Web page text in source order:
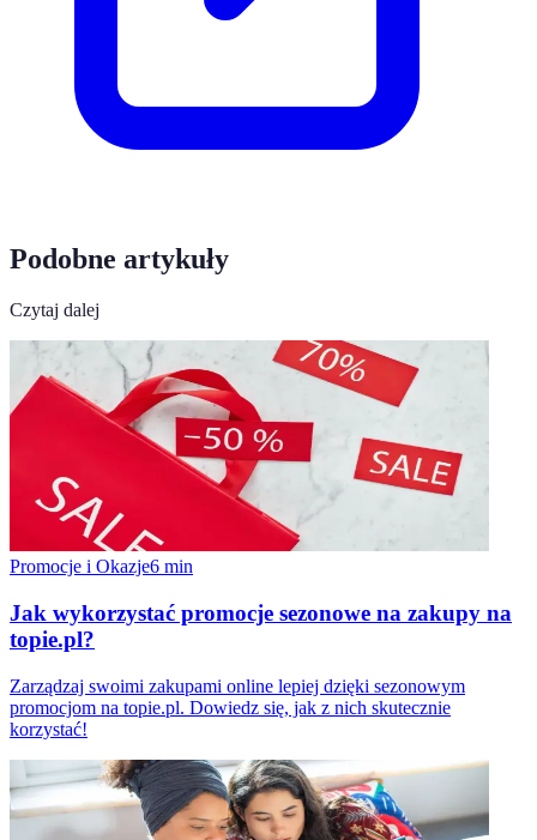
Podobne artykuły
Czytaj dalej
Promocje i Okazje6 min
Jak wykorzystać promocje sezonowe na zakupy na
topie.pl?
Zarządzaj swoimi zakupami online lepiej dzięki sezonowym
promocjom na topie.pl. Dowiedz się, jak z nich skutecznie
korzystać!